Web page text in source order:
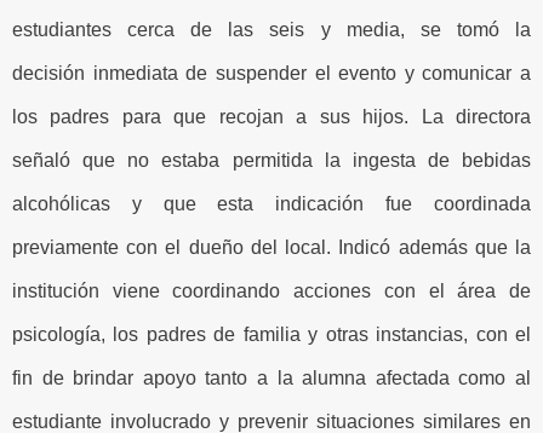
estudiantes cerca de las seis y media, se tomó la
decisión inmediata de suspender el evento y comunicar a
los padres para que recojan a sus hijos. La directora
señaló que no estaba permitida la ingesta de bebidas
alcohólicas y que esta indicación fue coordinada
previamente con el dueño del local. Indicó además que la
institución viene coordinando acciones con el área de
psicología, los padres de familia y otras instancias, con el
fin de brindar apoyo tanto a la alumna afectada como al
estudiante involucrado y prevenir situaciones similares en